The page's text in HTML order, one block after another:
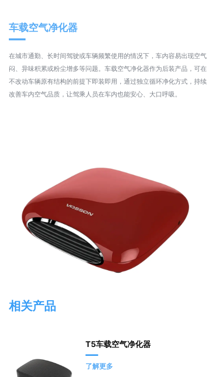
车载空气净化器
在城市通勤、长时间驾驶或车辆频繁使用的情况下，车内容易出现空气
闷、异味积累或粉尘增多等问题。车载空气净化器作为后装产品，可在
不改动车辆原有结构的前提下即装即用，通过独立循环净化方式，持续
改善车内空气品质，让驾乘人员在车内也能安心、大口呼吸。
相关产品
T5车载空气净化器
了解更多